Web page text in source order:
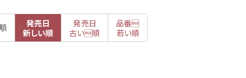
発売日
新しい順
発売日
古い順
品番
若い順